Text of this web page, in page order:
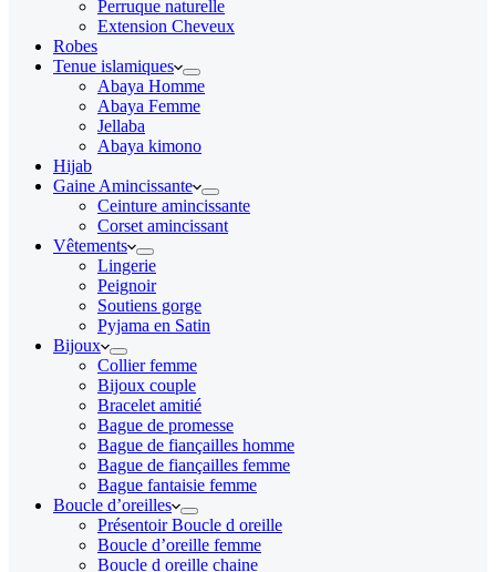
Perruque naturelle
Extension Cheveux
Robes
Tenue islamiques
Abaya Homme
Abaya Femme
Jellaba
Abaya kimono
Hijab
Gaine Amincissante
Ceinture amincissante
Corset amincissant
Vêtements
Lingerie
Peignoir
Soutiens gorge
Pyjama en Satin
Bijoux
Collier femme
Bijoux couple
Bracelet amitié
Bague de promesse
Bague de fiançailles homme
Bague de fiançailles femme
Bague fantaisie femme
Boucle d’oreilles
Présentoir Boucle d oreille
Boucle d’oreille femme
Boucle d oreille chaine